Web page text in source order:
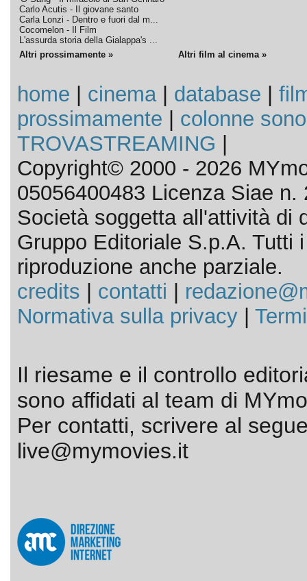
Carlo Acutis - Il giovane santo
Carla Lonzi - Dentro e fuori dal m...
Cocomelon - Il Film
L'assurda storia della Gialappa's ...
Altri prossimamente »
Altri film al cinema »
home cinema| database
prossimamente
colonne
TROVASTREAMING
Copyright© 2000 - 2026
05056400483 Licenza Siae n.
Società soggetta all'attività di
Gruppo Editoriale S.p.A. Tutti
riproduzione anche parziale.
credits
contatti
Normativa sulla privacy|
Il riesame e il controllo
sono affidati al team di
Per contatti, scrivere al
live@mymovies.it